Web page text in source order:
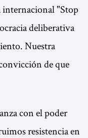
internacional "Stop
deliberativa
Nuestra
de que
con el poder
resistencia en